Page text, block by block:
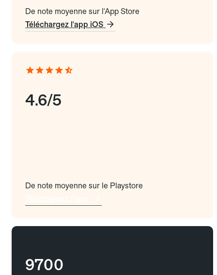
De note moyenne sur l'App Store
Téléchargez l'app iOS
4.6/5
De note moyenne sur le Playstore
9700